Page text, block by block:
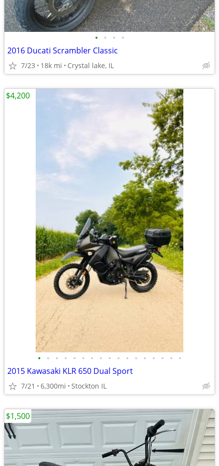
• • • •
2016 Ducati Scrambler Classic
7/23 18k mi Crystal lake, IL
• • • • • • • • • • • • • • • • •
2015 Kawasaki KLR 650 Dual Sport
7/21 6,300mi Stockton IL
$4,200
$1,500